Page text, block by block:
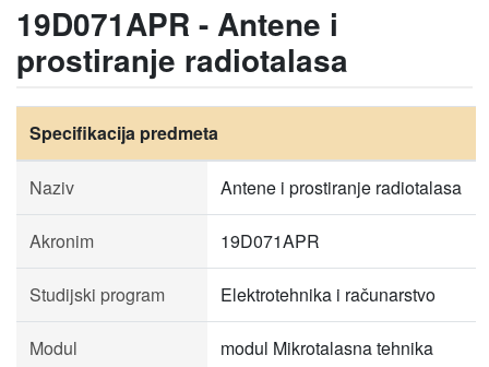
19D071APR - Antene i
prostiranje radiotalasa
Specifikacija predmeta
Naziv Antene i prostiranje radiotalasa
Akronim 19D071APR
Studijski program Elektrotehnika i računarstvo
Modul modul Mikrotalasna tehnika